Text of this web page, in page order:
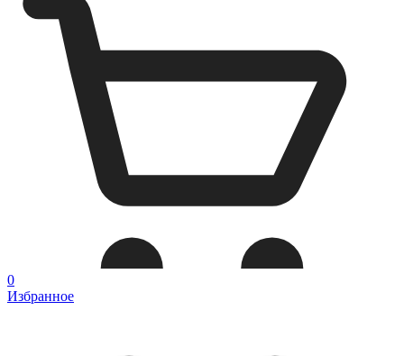
0
Избранное